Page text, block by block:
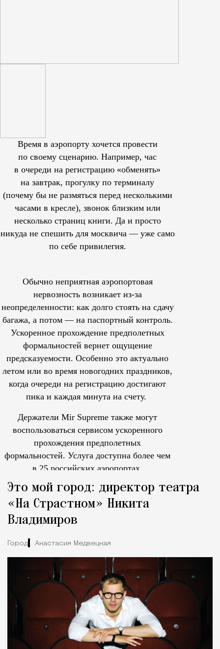
Время в аэропорту хочется провести
по своему сценарию. Например, час
в очереди на регистрацию «обменять»
на завтрак, прогулку по терминалу
(почему бы не размяться перед несколькими
часами в кресле), звонок близким или
несколько страниц книги. Да и просто
никуда не спешить для москвича — уже само
по себе привилегия.
Обычно неприятная аэропортовая
нервозность возникает из-за
неопределенности: как долго стоять на сдачу
багажа, а потом — на паспортный контроль.
Ускоренное прохождение предполетных
формальностей вернет ощущение
предсказуемости. Особенно это актуально
летом или во время новогодних праздников,
когда очереди на регистрацию достигают
пика и каждая минута на счету.
Держатели Mir Supreme также могут
воспользоваться сервисом ускоренного
прохождения предполетных
формальностей. Услуга доступна более чем
в 25 российских аэропортах.
Это мой город: директор театра
«На Страстном» Никита
Владимиров
Город Анастасия Медвецкая